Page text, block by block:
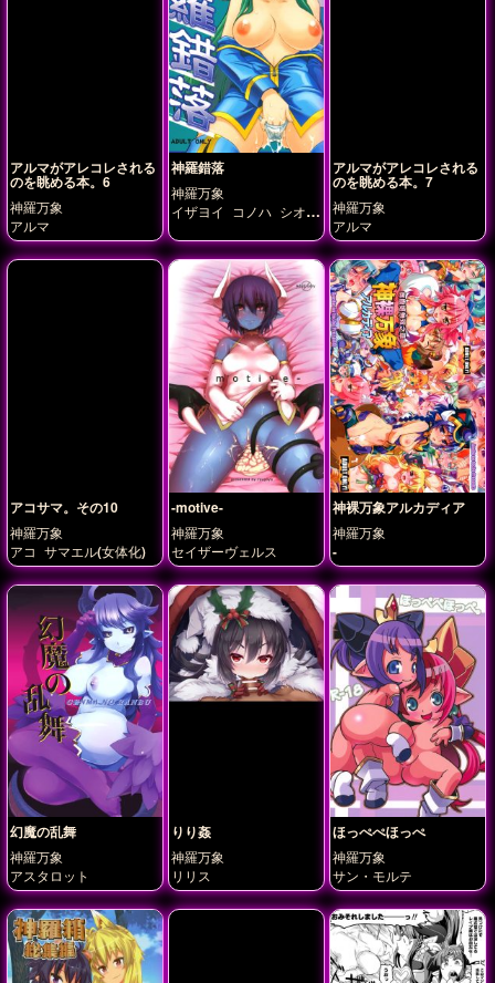
アルマがアレコレされる
のを眺める本。6
神羅万象
アルマ
神羅錯落
神羅万象
イザヨイ コノハ シオ
アルマがアレコレされる
のを眺める本。7
神羅万象
アルマ
アコサマ。その10
神羅万象
アコ サマエル(女体化)
-motive-
神羅万象
セイザーヴェルス
神裸万象アルカディア
神羅万象
-
幻魔の乱舞
神羅万象
アスタロット
りり姦
神羅万象
リリス
ほっぺぺほっぺ
神羅万象
サン・モルテ